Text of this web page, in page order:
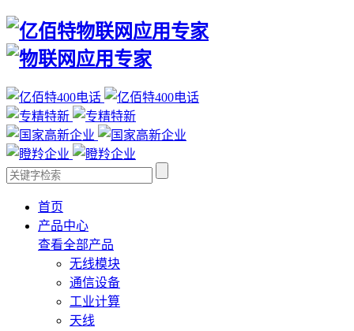
首页
产品中心
查看全部产品
无线模块
通信设备
工业计算
天线